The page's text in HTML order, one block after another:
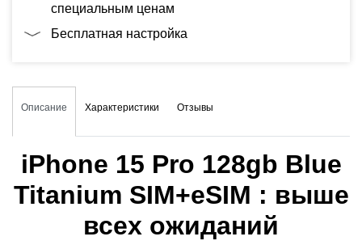
специальным ценам
Бесплатная настройка
Описание Характеристики Отзывы
iPhone 15 Pro 128gb Blue
Titanium SIM+eSIM : выше
всех ожиданий